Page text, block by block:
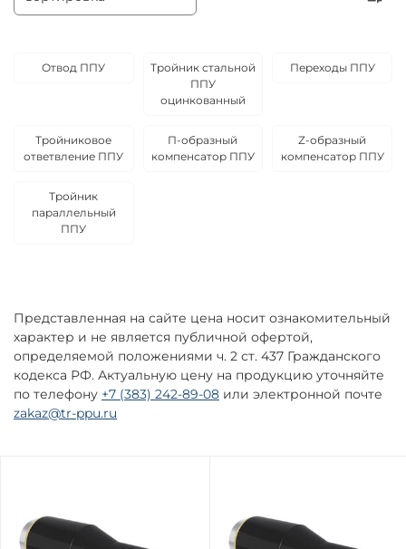
Отвод ППУ
Тройник стальной
ППУ
оцинкованный
Переходы ППУ
Тройниковое
ответвление ППУ
П-образный
компенсатор ППУ
Z-образный
компенсатор ППУ
Тройник
параллельный
ППУ
Представленная на сайте цена носит ознакомительный
характер и не является публичной офертой,
определяемой положениями ч. 2 ст. 437 Гражданского
кодекса РФ. Актуальную цену на продукцию уточняйте
по телефону +7 (383) 242-89-08 или электронной почте
zakaz@tr-ppu.ru